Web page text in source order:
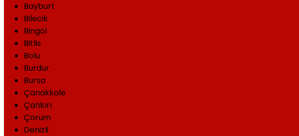
Bayburt
Bilecik
Bingöl
Bitlis
Bolu
Burdur
Bursa
Çanakkale
Çankırı
Çorum
Denizli